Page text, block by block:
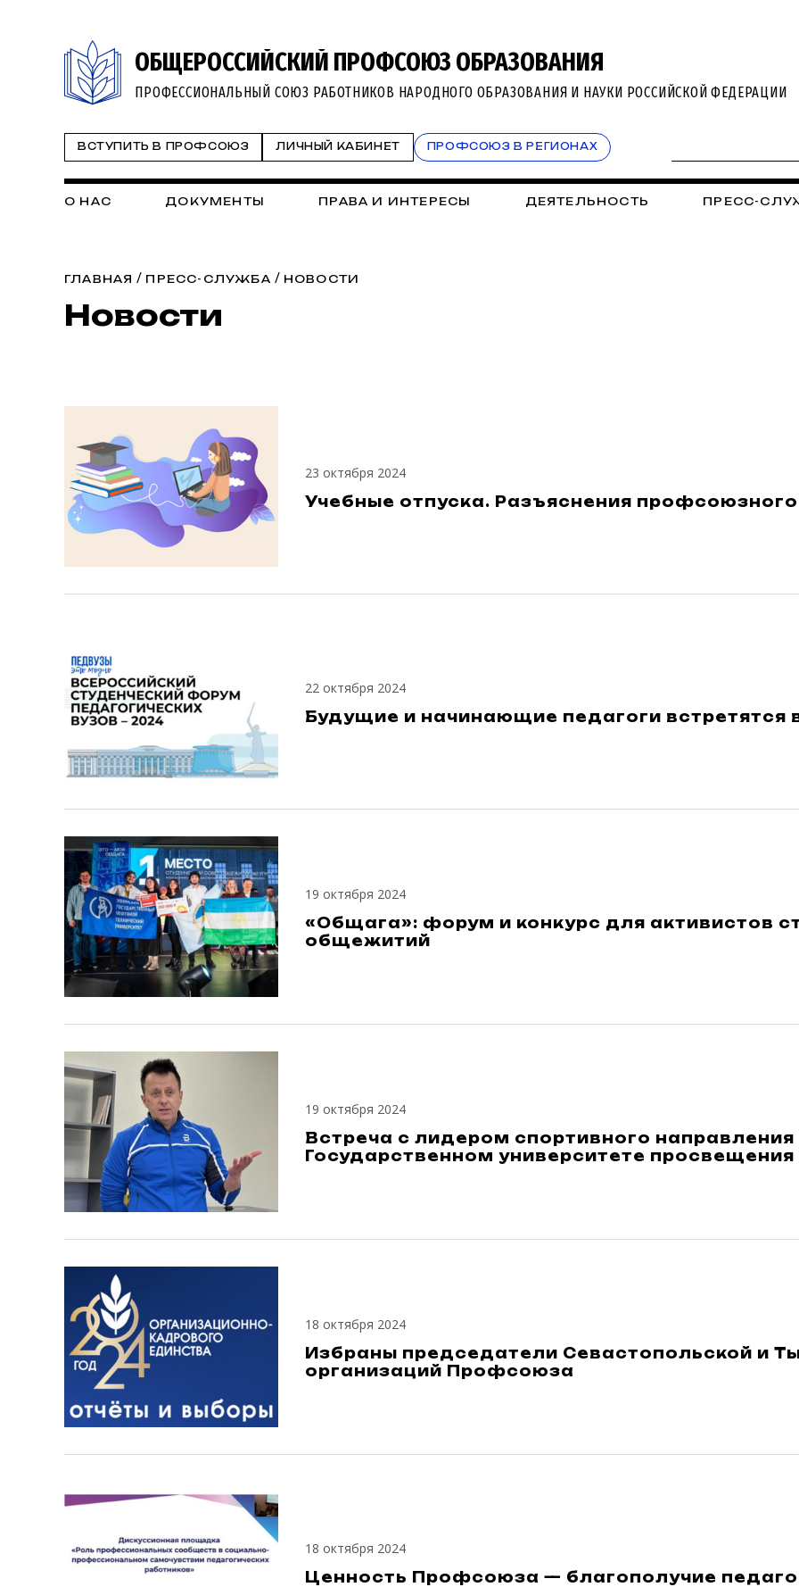
ОБЩЕРОССИЙСКИЙ ПРОФСОЮЗ ОБРАЗОВАНИЯ
ПРОФЕССИОНАЛЬНЫЙ СОЮЗ РАБОТНИКОВ НАРОДНОГО ОБРАЗОВАНИЯ И НАУКИ РОССИЙСКОЙ ФЕДЕРАЦИИ
ВСТУПИТЬ В ПРОФСОЮЗ ЛИЧНЫЙ КАБИНЕТ ПРОФСОЮЗ В РЕГИОНАХ
О НАС ДОКУМЕНТЫ ПРАВА И ИНТЕРЕСЫ ДЕЯТЕЛЬНОСТЬ ПРЕСС-
ГЛАВНАЯ / ПРЕСС-СЛУЖБА / НОВОСТИ
Новости
23 октября 2024
Учебные отпуска. Разъяснения
22 октября 2024
Будущие и начинающие педагоги встретятся
19 октября 2024
«Общага»: форум и конкурс для активистов
общежитий
19 октября 2024
Встреча с лидером спортивного
Государственном университете просвещения
18 октября 2024
Избраны председатели Севастопольской и
организаций Профсоюза
18 октября 2024
Ценность Профсоюза — благополучие